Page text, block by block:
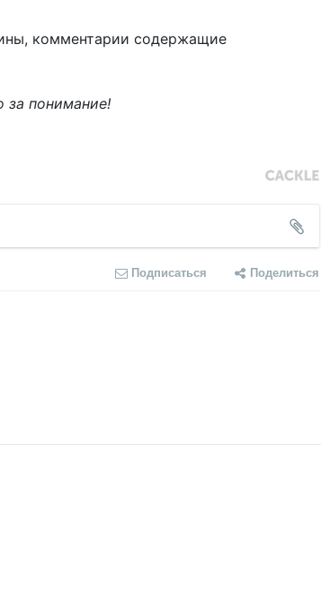
комментарии содержащие
за понимание!
Подписаться Поделиться